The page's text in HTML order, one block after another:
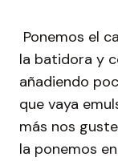
Ponemos el
la batidora y
añadiendo
que vaya
más nos
la ponemos